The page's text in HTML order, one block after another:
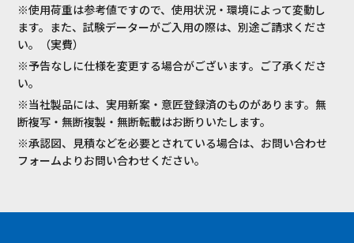
※使用荷重は参考値ですので、使用状況・環境によって変動し
ます。また、試験データーがご入用の際は、別途ご請求くださ
い。（実費）
※予告なしに仕様を変更する場合がございます。ご了承くださ
い。
※当社製品には、実用新案・意匠登録済のものがあります。無
断複写・無断複製・無断転載はお断りいたします。
※承認図、見積などを必要とされている場合は、お問い合わせ
フォームよりお問い合わせください。